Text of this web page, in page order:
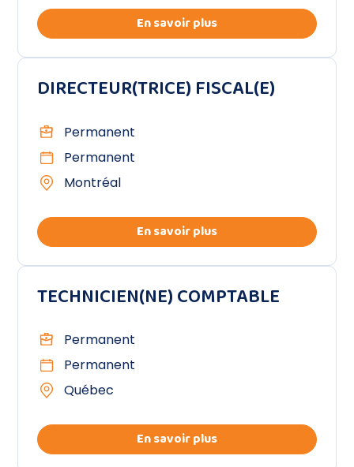
En savoir plus
DIRECTEUR(TRICE) FISCAL(E)
Permanent
Permanent
Montréal
En savoir plus
TECHNICIEN(NE) COMPTABLE
Permanent
Permanent
Québec
En savoir plus